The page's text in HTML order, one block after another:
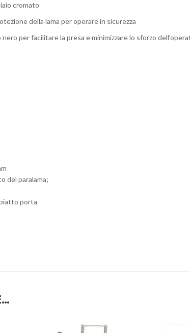
cromato
della lama per operare in sicurezza
per facilitare la presa e minimizzare lo sforzo
del paralama;
porta